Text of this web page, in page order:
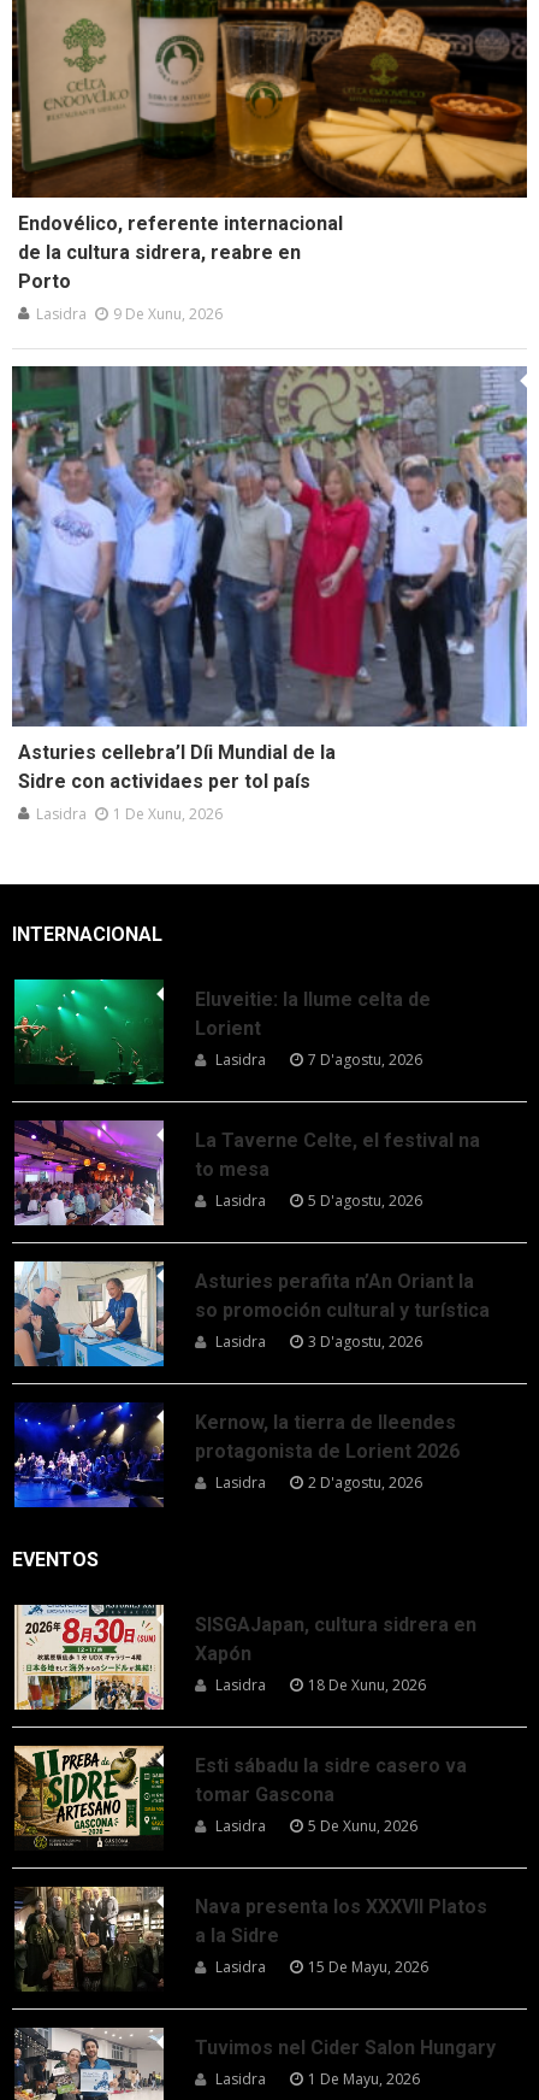
Endovélico, referente internacional
de la cultura sidrera, reabre en
Porto
Lasidra 9 De Xunu, 2026
Asturies cellebra’l Díi Mundial de la
Sidre con actividaes per tol país
Lasidra 1 De Xunu, 2026
INTERNACIONAL
Eluveitie: la llume celta de
Lorient
Lasidra 7 D'agostu, 2026
La Taverne Celte, el festival na
to mesa
Lasidra 5 D'agostu, 2026
Asturies perafita n’An Oriant la
so promoción cultural y turística
Lasidra 3 D'agostu, 2026
Kernow, la tierra de lleendes
protagonista de Lorient 2026
Lasidra 2 D'agostu, 2026
EVENTOS
SISGAJapan, cultura sidrera en
Xapón
Lasidra 18 De Xunu, 2026
Esti sábadu la sidre casero va
tomar Gascona
Lasidra 5 De Xunu, 2026
Nava presenta los XXXVII Platos
a la Sidre
Lasidra 15 De Mayu, 2026
Tuvimos nel Cider Salon Hungary
Lasidra 1 De Mayu, 2026